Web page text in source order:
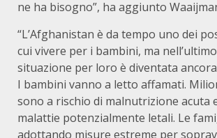
ne ha bisogno”, ha aggiunto
“L’Afghanistan è da tempo uno dei
cui vivere per i bambini, ma
situazione per loro è diventata
I bambini vanno a letto affamati.
sono a rischio di malnutrizione acuta
malattie potenzialmente letali. Le
adottando misure estreme per